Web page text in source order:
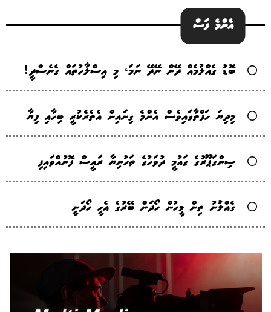
އެންމެ ފަސް
ބޮޑު ގެއްލުމެއް ދޭން ނޭދޭ ނަމަ، މި އިސްލާހުތައް ގެނެސްދީ!
މިދިޔަ ހަފްތާގައިވެސް އެންމެ ގިނައިން އެތެރެކުރީ ބިހާއި ފިޔާ
ސިންގަޕޫރުގެ ގައުމީ ދުވަހުގެ ތަހުނިޔާ ރައީސް ފޮނުއްވައިފި
ގެއްލުނު ތިން މީހުން ހޯދަން ބޭރުގެ އެހީ ހޯދަނީ